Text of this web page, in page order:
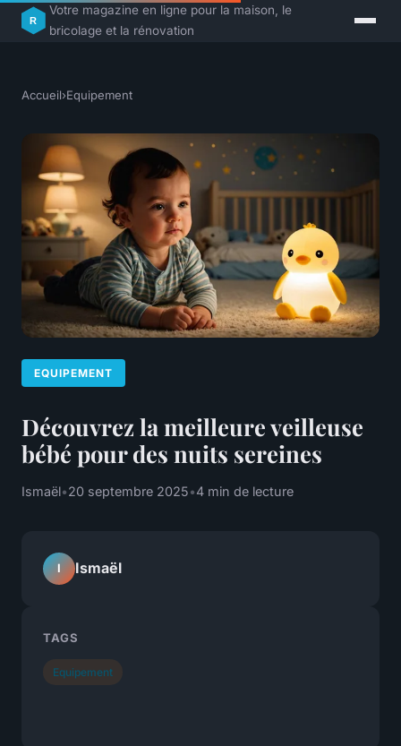
Votre magazine en ligne pour la maison, le
bricolage et la rénovation
Accueil›Equipement
EQUIPEMENT
Découvrez la meilleure veilleuse
bébé pour des nuits sereines
Ismaël•20 septembre 2025•4 min de lecture
I Ismaël
TAGS
Equipement